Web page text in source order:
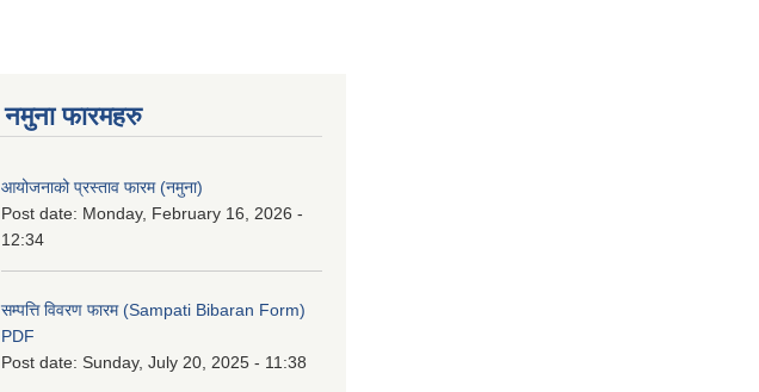
नमुना फारमहरु
आयोजनाको प्रस्ताव फारम (नमुना)
Post date: Monday, February 16, 2026 -
12:34
सम्पत्ति विवरण फारम (Sampati Bibaran Form)
PDF
Post date: Sunday, July 20, 2025 - 11:38